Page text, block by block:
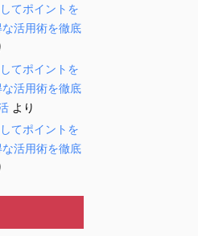
てポイントを
活用術を徹底
てポイントを
活用術を徹底
より
てポイントを
活用術を徹底